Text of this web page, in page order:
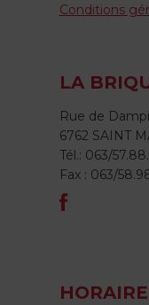
Conditions
LA
Rue de
6762 SAINT
Tél.: 063/
Fax : 063/